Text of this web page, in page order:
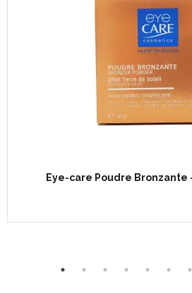
Eye-care Poudre Bronzante